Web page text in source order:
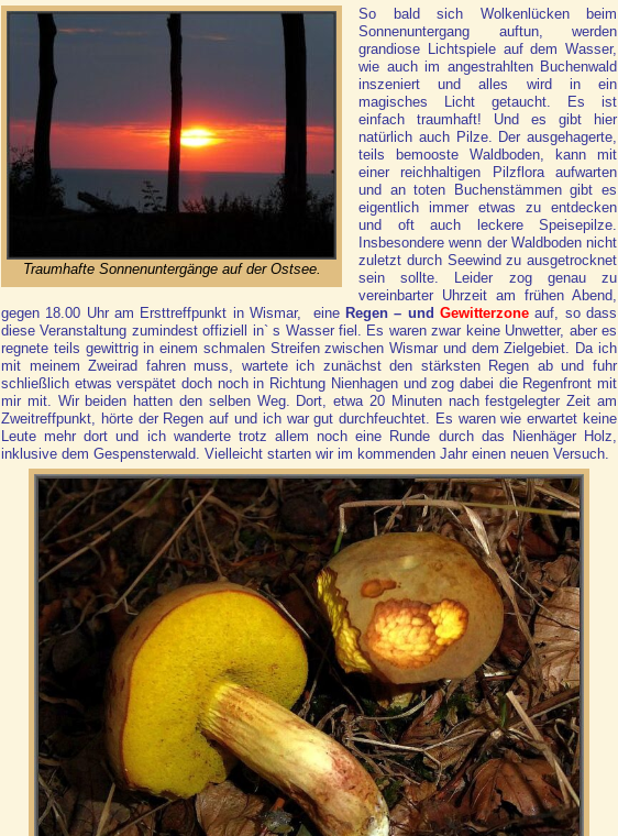
Traumhafte Sonnenuntergänge auf der Ostsee.
So bald sich Wolkenlücken beim
Sonnenuntergang auftun, werden
grandiose Lichtspiele auf dem Wasser,
wie auch im angestrahlten Buchenwald
inszeniert und alles wird in ein
magisches Licht getaucht. Es ist
einfach
traumhaft! Und es gibt hier
natürlich auch Pilze. Der ausgehagerte,
teils bemooste Waldboden, kann mit
einer reichhaltigen Pilzflora aufwarten
und an toten Buchenstämmen gibt es
eigentlich immer etwas zu entdecken
und oft auch leckere Speisepilze.
Insbesondere wenn der Waldboden nicht
zuletzt durch Seewind zu ausgetrocknet
sein sollte. Leider zog genau zu
vereinbarter Uhrzeit am frühen Abend,
gegen 18.00 Uhr am Ersttreffpunkt in Wismar, eine Regen – und Gewitterzone auf, so dass
diese Veranstaltung zumindest offiziell in` s Wasser fiel. Es waren zwar keine Unwetter, aber es
regnete teils gewittrig in einem schmalen Streifen zwischen Wismar und dem Zielgebiet. Da ich
mit meinem Zweirad fahren muss, wartete ich zunächst den stärksten Regen ab und fuhr
schließlich etwas verspätet doch noch in Richtung Nienhagen und zog dabei die Regenfront mit
mir mit. Wir beiden hatten den selben Weg. Dort, etwa 20 Minuten nach festgelegter Zeit am
Zweitreffpunkt, hörte der Regen auf und ich war gut durchfeuchtet. Es waren wie erwartet keine
Leute mehr dort und ich wanderte trotz allem noch eine Runde durch das Nienhäger Holz,
inklusive dem Gespensterwald. Vielleicht starten wir im kommenden Jahr einen neuen Versuch.